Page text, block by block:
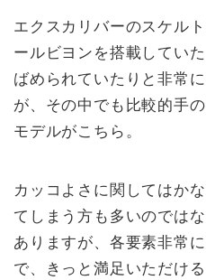
エクスカリバーのスケル
ールビヨンを搭載してい
ばめられていたりと非常
が、その中でも比較的手
モデルがこちら。
カッコよさに関してはか
てしまう方も多いのでは
ありますが、各要素非常
で、きっと満足いただけ